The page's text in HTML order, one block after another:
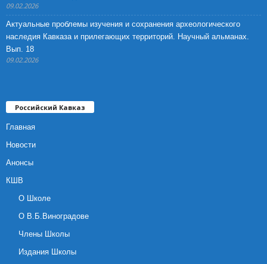
09.02.2026
Актуальные проблемы изучения и сохранения археологического
наследия Кавказа и прилегающих территорий. Научный альманах.
Вып. 18
09.02.2026
Российский Кавказ
Главная
Новости
Анонсы
КШВ
О Школе
О В.Б.Виноградове
Члены Школы
Издания Школы